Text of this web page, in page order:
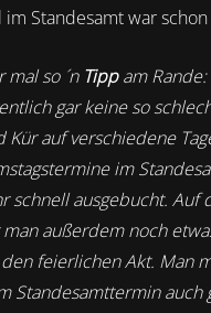
Standesamt war
mal so ´n Tippam Rande:
gar keine so
Kür auf verschiedene
im
schnell ausgebucht. Auf
man außerdem noch
feierlichen Akt. Man
Standesamttermin auch